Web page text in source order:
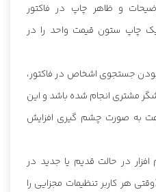
و ظاهر چاپ در فاکتور
چاپ ستون قیمت واحد را در
جستجوی اشخاص در فاکتور،
مشتری انجام شده باشد و این
به صورت چشم گیری افزایش
در حالت قدیم یا جدید در
هر کاربر تنظیمات مجزایی را